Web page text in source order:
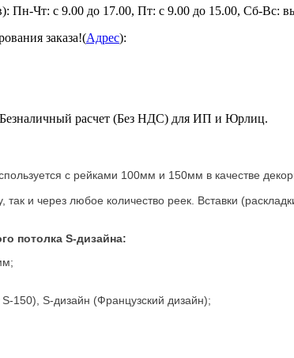
Пн-Чт: с 9.00 до 17.00, Пт: с 9.00 до 15.00, Сб-Вс:
заказа!(Адрес):
расчет (Без НДС) для ИП и Юрлиц.
с рейками 100мм и 150мм в качестве
так и через любое количество реек. Вставки
потолка S-дизайна:
150), S-дизайн (Французский дизайн);